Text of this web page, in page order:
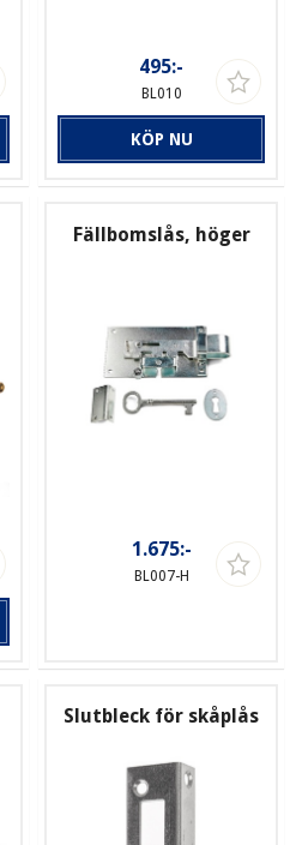
495:-
BL010
KÖP NU
Fällbomslås, höger
1.675:-
BL007-H
Slutbleck för skåplås